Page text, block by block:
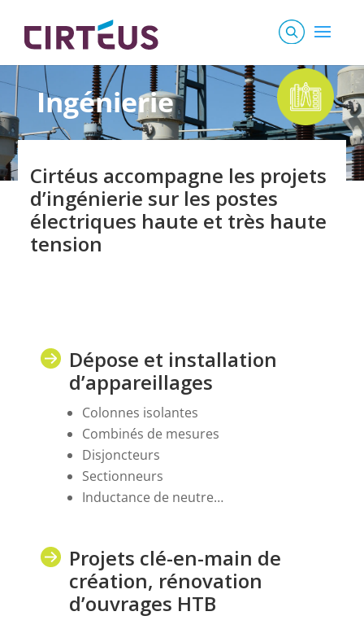
Ingénierie
Cirtéus accompagne les projets
d’ingénierie sur les postes
électriques haute et très haute
tension
Dépose et installation
d’appareillages
Colonnes isolantes
Combinés de mesures
Disjoncteurs
Sectionneurs
Inductance de neutre…
Projets clé-en-main de
création, rénovation
d’ouvrages HTB